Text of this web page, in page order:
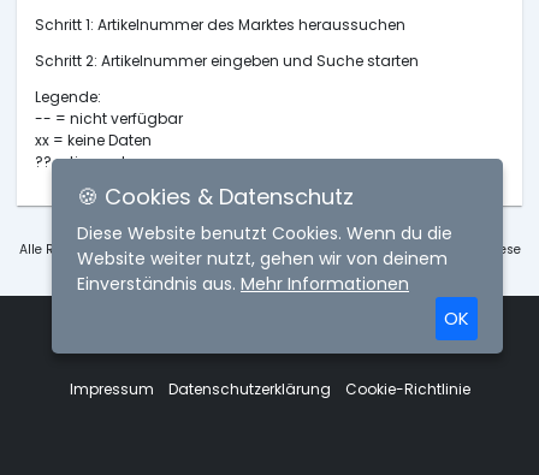
Schritt 1: Artikelnummer des Marktes heraussuchen
Schritt 2: Artikelnummer eingeben und Suche starten
Legende:
-- = nicht verfügbar
xx = keine Daten
?? = timeout
Alle Rechte der gezeigten Produkte liegen bei den jeweiligen Baumärkten. Diese
Seite dient lediglich der Auflistung und des Vergleichs der Produkte.
🍪 Cookies & Datenschutz
Diese Website benutzt Cookies. Wenn du die
Website weiter nutzt, gehen wir von deinem
Einverständnis aus. Mehr Informationen
OK
Impressum Datenschutzerklärung Cookie-Richtlinie